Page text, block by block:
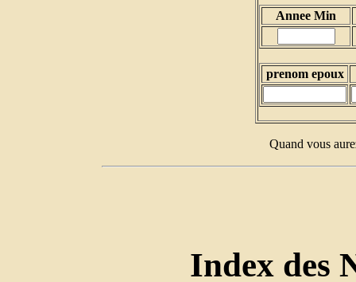
Annee Min
prenom epoux
Quand vous
Index des